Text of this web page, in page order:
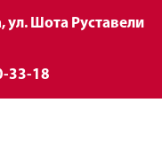
ул. Шота Руставели
33-18